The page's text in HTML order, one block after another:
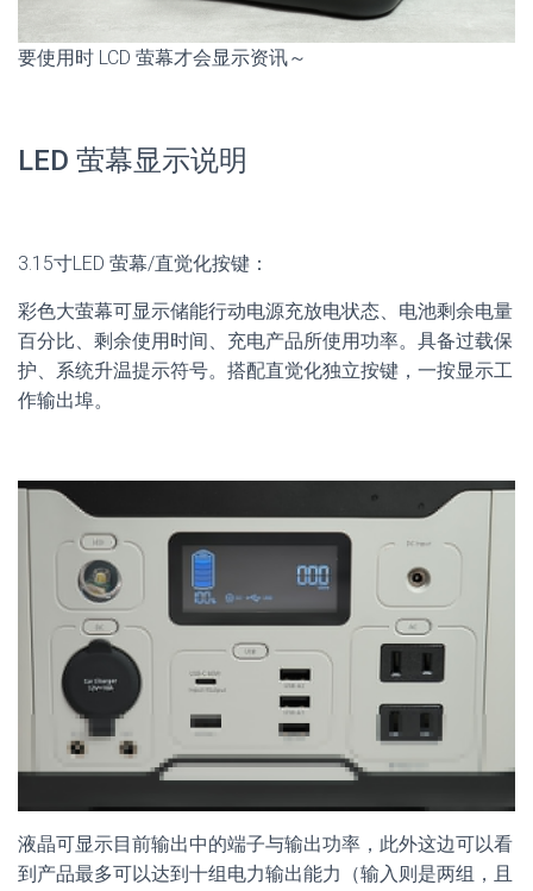
要使用时 LCD 萤幕才会显示资讯～
LED 萤幕显示说明
3.15寸LED 萤幕/直觉化按键：
彩色大萤幕可显示储能行动电源充放电状态、电池剩余电量
百分比、剩余使用时间、充电产品所使用功率。具备过载保
护、系统升温提示符号。搭配直觉化独立按键，一按显示工
作输出埠。
液晶可显示目前输出中的端子与输出功率，此外这边可以看
到产品最多可以达到十组电力输出能力（输入则是两组，且